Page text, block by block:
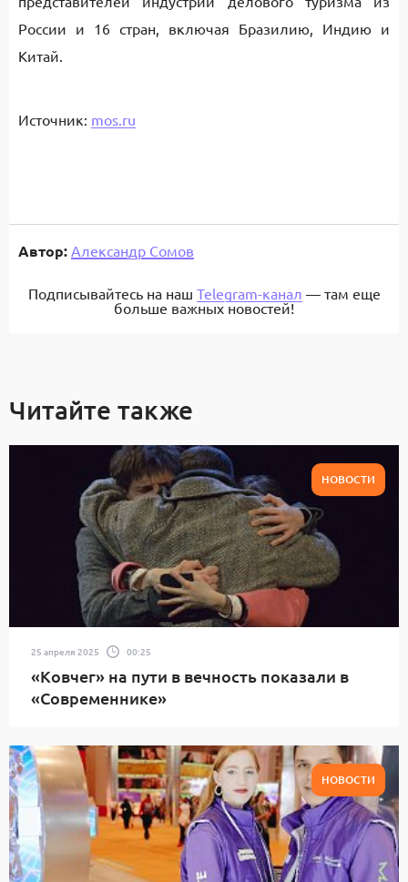
России и 16 стран, включая Бразилию, Индию и
Китай.
Источник: mos.ru
Автор: Александр Сомов
Подписывайтесь на наш Telegram-канал — там еще
больше важных новостей!
Читайте также
НОВОСТИ
25 апреля 2025 00:25
«Ковчег» на пути в вечность показали в
«Современнике»
НОВОСТИ